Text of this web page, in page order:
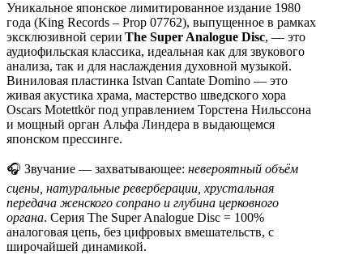
Уникальное японское лимитированное издание 1980
года (King Records – Prop 07762), выпущенное в рамках
эксклюзивной серии The Super Analogue Disc, — это
аудиофильская классика, идеальная как для звукового
анализа, так и для наслаждения духовной музыкой.
Виниловая пластинка Istvan Cantate Domino — это
живая акустика храма, мастерство шведского хора
Oscars Motettkör под управлением Торстена Нильссона
и мощный орган Альфа Линдера в выдающемся
японском прессинге.
🎧 Звучание — захватывающее: невероятный объём
сцены, натуральные реверберации, хрустальная
передача женского сопрано и глубина церковного
органа. Серия The Super Analogue Disc = 100%
аналоговая цепь, без цифровых вмешательств, с
широчайшей динамикой.